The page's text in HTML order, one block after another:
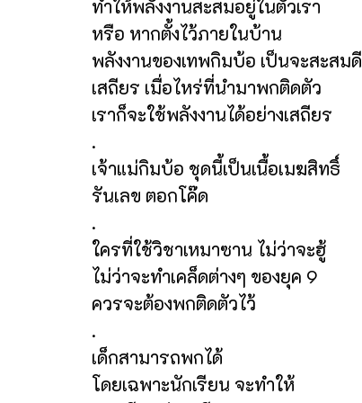
ทำให้พลังงานสะสมอยู่ในตัวเรา
หรือ หากตั้งไว้ภายในบ้าน
พลังงานของเทพกิมบ้อ เป็นจะสะสมดี
เสถียร เมื่อไหร่ที่นำมาพกติดตัว
เราก็จะใช้พลังงานได้อย่างเสถียร
.
เจ้าแม่กิมบ้อ ชุดนี้เป็นเนื้อเมฆสิทธิ์
รันเลข ตอกโค๊ด
.
ใครที่ใช้วิชาเหมาซาน ไม่ว่าจะฮู้
ไม่ว่าจะทำเคล็ดต่างๆ ของยุค 9
ควรจะต้องพกติดตัวไว้
.
เด็กสามารถพกได้
โดยเฉพาะนักเรียน จะทำให้